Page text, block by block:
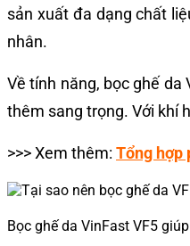
sản xuất đa dạng chất
nhân.
Về tính năng, bọc ghế
thêm sang trọng. Với khí
>>> Xem thêm: Tổng hợp
Bọc ghế da VinFast VF5